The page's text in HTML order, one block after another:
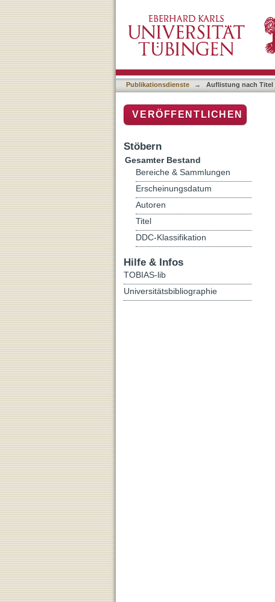
Publikationsdienste → Auflistung nach Titel
VERÖFFENTLICHEN
Stöbern
Gesamter Bestand
Bereiche & Sammlungen
Erscheinungsdatum
Autoren
Titel
DDC-Klassifikation
Hilfe & Infos
TOBIAS-lib
Universitätsbibliographie